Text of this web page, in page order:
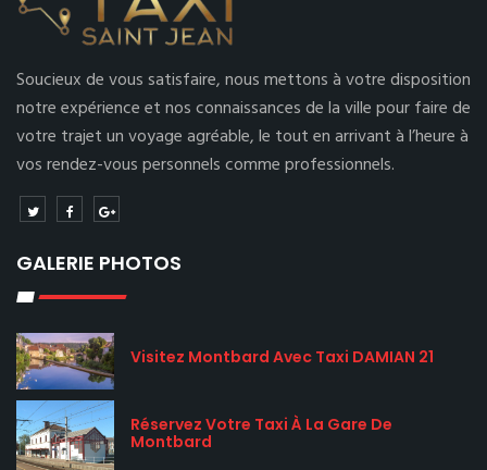
Soucieux de vous satisfaire, nous mettons à votre disposition
notre expérience et nos connaissances de la ville pour faire de
votre trajet un voyage agréable, le tout en arrivant à l’heure à
vos rendez-vous personnels comme professionnels.
GALERIE PHOTOS
Visitez Montbard Avec Taxi DAMIAN 21
Réservez Votre Taxi À La Gare De
Montbard